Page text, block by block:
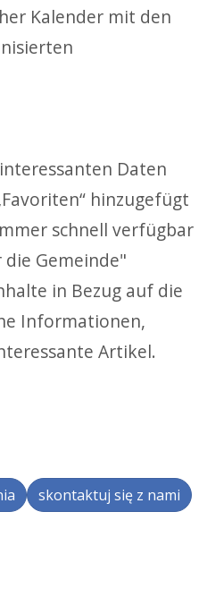
Kalender mit den
Daten
hinzugefügt
schnell verfügbar
Gemeinde"
in Bezug auf die
Informationen,
Artikel.
skontaktuj się z nami